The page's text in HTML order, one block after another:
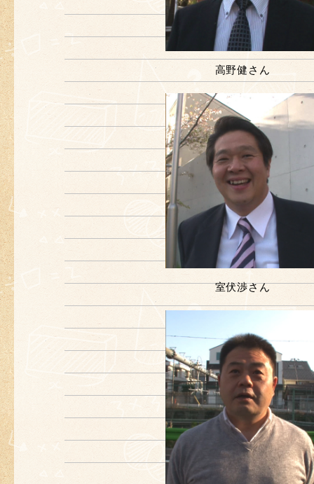
高野健さん
室伏渉さん